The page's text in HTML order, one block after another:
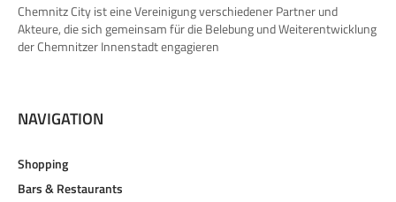
Chemnitz City ist eine Vereinigung verschiedener Partner und
Akteure, die sich gemeinsam für die Belebung und Weiterentwicklung
der Chemnitzer Innenstadt engagieren
NAVIGATION
Shopping
Bars & Restaurants